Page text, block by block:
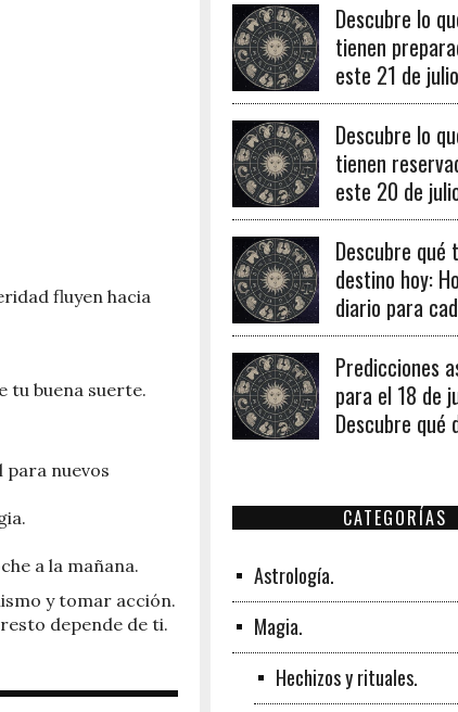
fluyen hacia
tu buena suerte.
para nuevos
a la mañana.
y tomar acción.
depende de ti.
Descubre lo
tienen
este 21 de
tu horóscopo
revelado.
Descubre lo
tienen
este 20 de
diaria de
día lleno de
Descubre qué
destino hoy:
diario para
19 de julio de
Predicciones
para el 18 de
Descubre qué
CATEGORÍAS
Astrología.
Magia.
Hechizos y rituales.